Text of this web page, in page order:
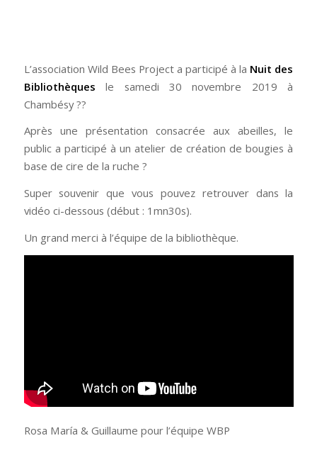
L’association Wild Bees Project a participé à la Nuit des
Bibliothèques le samedi 30 novembre 2019 à
Chambésy ??
Après une présentation consacrée aux abeilles, le
public a participé à un atelier de création de bougies à
base de cire de la ruche ?
Super souvenir que vous pouvez retrouver dans la
vidéo ci-dessous (début : 1mn30s).
Un grand merci à l’équipe de la bibliothèque.
Rosa María & Guillaume pour l’équipe WBP